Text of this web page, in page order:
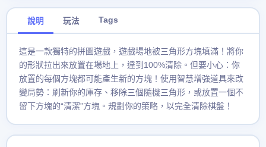
說明 玩法 Tags
這是一款獨特的拼圖遊戲，遊戲場地被三角形方塊填滿！將你
的形狀拉出來放置在場地上，達到100%清除。但要小心：你
放置的每個方塊都可能產生新的方塊！使用智慧增強道具來改
變局勢：刷新你的庫存、移除三個隨機三角形，或放置一個不
留下方塊的“清潔”方塊。規劃你的策略，以完全清除棋盤！